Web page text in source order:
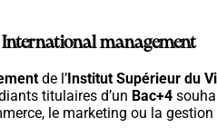
management
de l’ Institut Supérieur du
titulaires d’un Bac+4
le marketing ou la